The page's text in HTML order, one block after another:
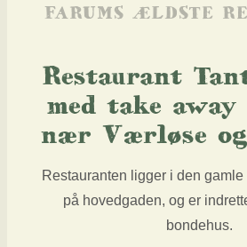
FARUMS ÆLDSTE
Restaurant
med take
nær Værløse
Restauranten ligger i den
på hovedgaden, og er
bondehus.